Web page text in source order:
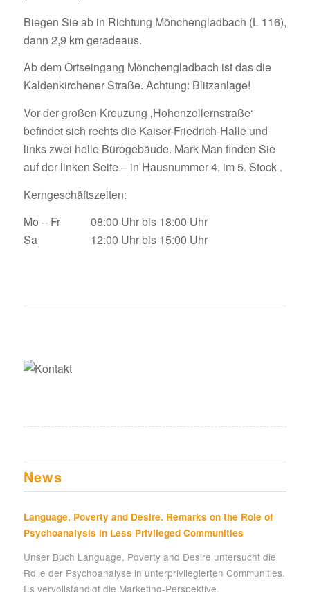
Biegen Sie ab in Richtung Mönchengladbach (L 116),
dann 2,9 km geradeaus.
Ab dem Ortseingang Mönchengladbach ist das die
Kaldenkirchener Straße. Achtung: Blitzanlage!
Vor der großen Kreuzung ‚Hohenzollernstraße‘
befindet sich rechts die Kaiser-Friedrich-Halle und
links zwei helle Bürogebäude. Mark-Man finden Sie
auf der linken Seite – in Hausnummer 4, im 5. Stock .
Kerngeschäftszeiten:
Mo – Fr
08:00 Uhr bis 18:00 Uhr
Sa
12:00 Uhr bis 15:00 Uhr
News
Language, Poverty and Desire. Remarks on the Role of
Psychoanalysis in Less Privileged Communities
Unser Buch Language, Poverty and Desire untersucht die
Rolle der Psychoanalyse in unterprivilegierten Communities.
Es vervollständigt die Marketing-Perspektive.